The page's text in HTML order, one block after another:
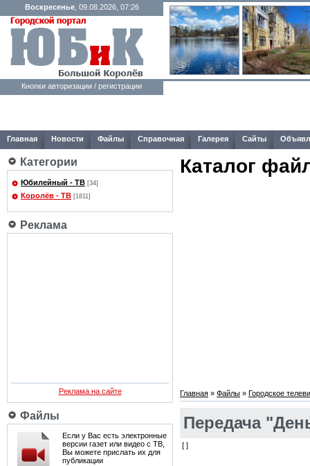
Воскресенье, 09.08.2026, 07:26
Кнопки авторизации / регистрации
Главная Новости Файлы Справочная Галерея Сайты
Категории
Юбилейный - ТВ [34]
Королёв - ТВ [1811]
Реклама
Реклама на сайте
Файлы
Если у Вас есть электронные
версии газет или видео с ТВ,
Вы можете прислать их для
публикации
Каталог
Главная » Файлы » Городское
Передача
[ ]